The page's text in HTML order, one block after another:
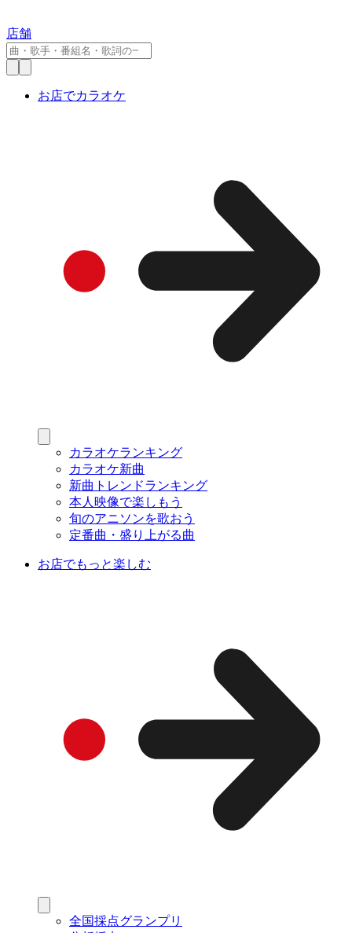
店舗
お店でカラオケ
カラオケランキング
カラオケ新曲
新曲トレンドランキング
本人映像で楽しもう
旬のアニソンを歌おう
定番曲・盛り上がる曲
お店でもっと楽しむ
全国採点グランプリ